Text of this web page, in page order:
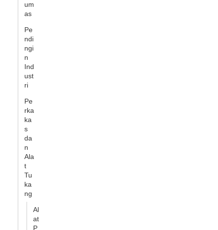
um
as
Pe
ndi
ngi
n
Ind
ust
ri
Pe
rka
ka
s
da
n
Ala
t
Tu
ka
ng
Al
at
P